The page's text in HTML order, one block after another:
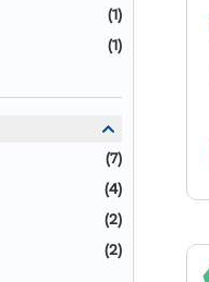
(1)
(1)
(7)
(4)
(2)
(2)